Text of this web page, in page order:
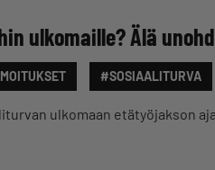
ulkomaille? Älä
#SOSIAALITURVA
ulkomaan etätyöjakson